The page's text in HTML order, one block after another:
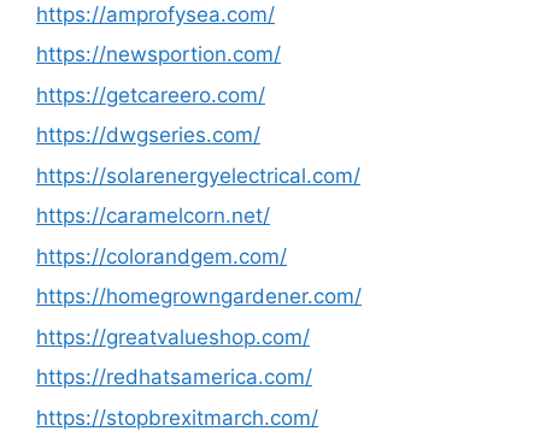
https://amprofysea.com/
https://newsportion.com/
https://getcareero.com/
https://dwgseries.com/
https://solarenergyelectrical.com/
https://caramelcorn.net/
https://colorandgem.com/
https://homegrowngardener.com/
https://greatvalueshop.com/
https://redhatsamerica.com/
https://stopbrexitmarch.com/